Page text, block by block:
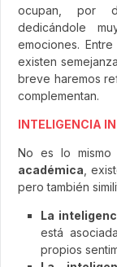
ocupan, por
dedicándole
emociones.
existen
breve haremos
complementan.
INTELIGENCIA
No es lo mismo
académica ,
pero también
La
está
propios